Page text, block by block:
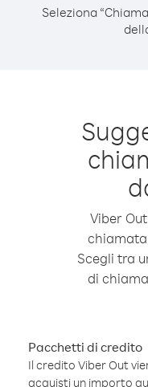
Seleziona
Viber
Scegli tra
di
Pacchetti di credito
Il credito Viber Out
acquisti un importo